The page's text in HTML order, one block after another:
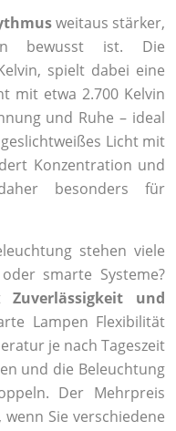
weitaus stärker,
bewusst ist. Die
spielt dabei eine
mit etwa 2.700 Kelvin
und Ruhe – ideal
Licht mit
Konzentration und
besonders für
stehen viele
smarte Systeme?
Zuverlässigkeit und
Lampen Flexibilität
je nach Tageszeit
und die Beleuchtung
Der Mehrpreis
Sie verschiedene